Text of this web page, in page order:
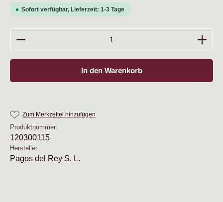
Sofort verfügbar, Lieferzeit: 1-3 Tage
Produkt Anzahl: Gib den gewünschten Wert ein
In den Warenkorb
Zum Merkzettel hinzufügen
Produktnummer:
120300115
Hersteller:
Pagos del Rey S. L.